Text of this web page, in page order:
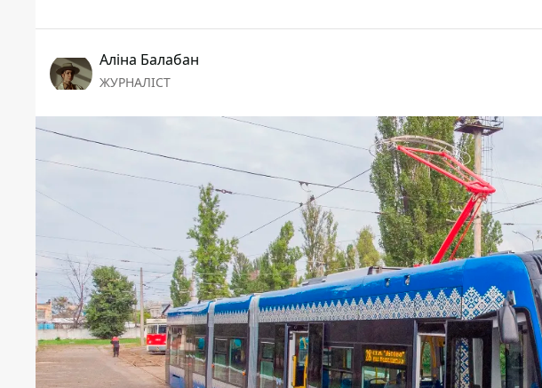
Аліна Балабан
ЖУРНАЛІСТ